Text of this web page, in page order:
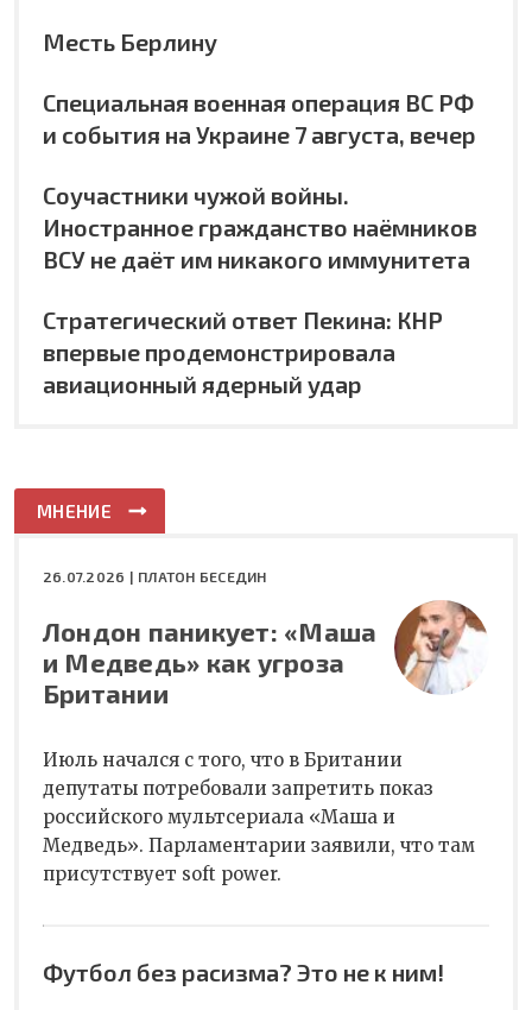
Месть Берлину
Специальная военная операция ВС РФ
и события на Украине 7 августа, вечер
Соучастники чужой войны.
Иностранное гражданство наёмников
ВСУ не даёт им никакого иммунитета
Стратегический ответ Пекина: КНР
впервые продемонстрировала
авиационный ядерный удар
МНЕНИЕ
26.07.2026 | ПЛАТОН БЕСЕДИН
Лондон паникует: «Маша
и Медведь» как угроза
Британии
Июль начался с того, что в Британии
депутаты потребовали запретить показ
российского мультсериала «Маша и
Медведь». Парламентарии заявили, что там
присутствует soft power.
Футбол без расизма? Это не к ним!